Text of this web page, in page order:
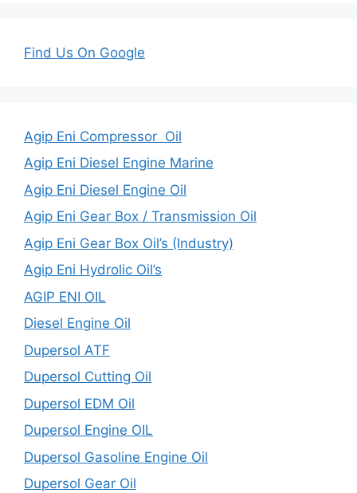
Find Us On Google
Agip Eni Compressor Oil
Agip Eni Diesel Engine Marine
Agip Eni Diesel Engine Oil
Agip Eni Gear Box / Transmission Oil
Agip Eni Gear Box Oil’s (Industry)
Agip Eni Hydrolic Oil’s
AGIP ENI OIL
Diesel Engine Oil
Dupersol ATF
Dupersol Cutting Oil
Dupersol EDM Oil
Dupersol Engine OIL
Dupersol Gasoline Engine Oil
Dupersol Gear Oil